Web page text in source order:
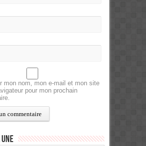
mon nom, mon e-mail et mon site
pour mon prochain